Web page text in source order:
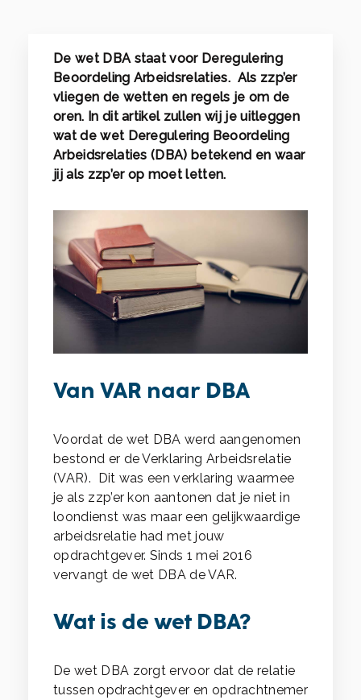
De wet DBA staat voor Deregulering
Beoordeling Arbeidsrelaties. Als zzp’er
vliegen de wetten en regels je om de
oren. In dit artikel zullen wij je uitleggen
wat de wet Deregulering Beoordeling
Arbeidsrelaties (DBA) betekend en waar
jij als zzp’er op moet letten.
Van VAR naar DBA
Voordat de wet DBA werd aangenomen
bestond er de Verklaring Arbeidsrelatie
(VAR). Dit was een verklaring waarmee
je als zzp’er kon aantonen dat je niet in
loondienst was maar een gelijkwaardige
arbeidsrelatie had met jouw
opdrachtgever. Sinds 1 mei 2016
vervangt de wet DBA de VAR.
Wat is de wet DBA?
De wet DBA zorgt ervoor dat de relatie
tussen opdrachtgever en opdrachtnemer